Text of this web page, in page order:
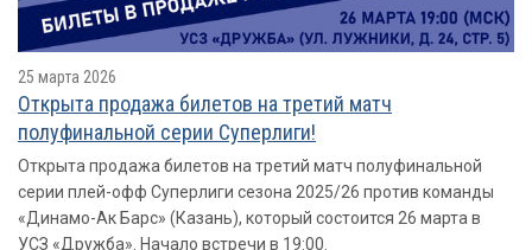
25 марта 2026
Открыта продажа билетов на третий матч
полуфинальной серии Суперлиги!
Открыта продажа билетов на третий матч полуфинальной
серии плей-офф Суперлиги сезона 2025/26 против команды
«Динамо-Ак Барс» (Казань), который состоится 26 марта в
УСЗ «Дружба». Начало встречи в 19:00.